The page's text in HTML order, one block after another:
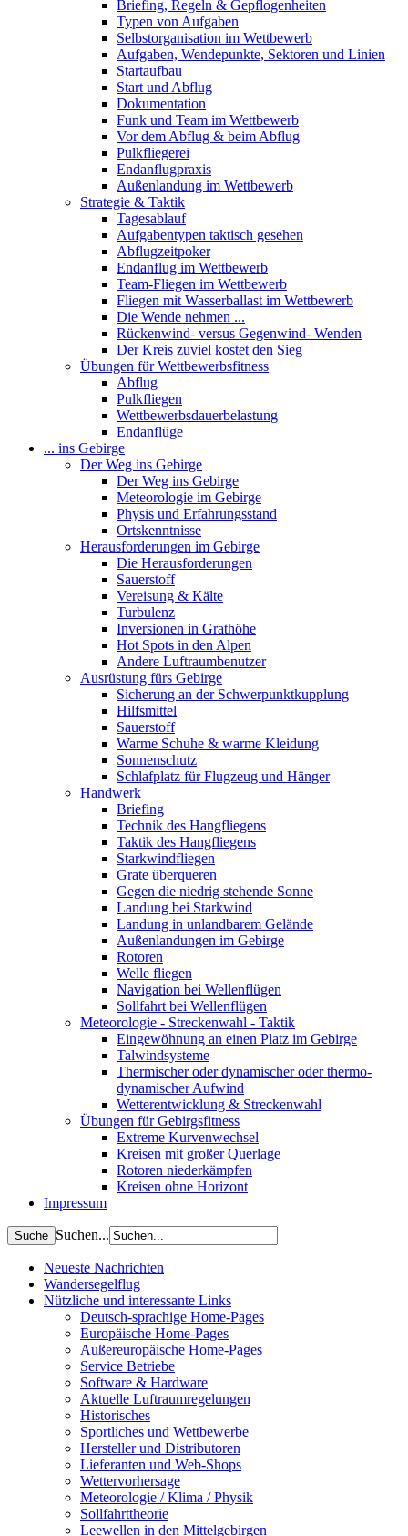
Briefing, Regeln & Gepflogenheiten
Typen von Aufgaben
Selbstorganisation im Wettbewerb
Aufgaben, Wendepunkte, Sektoren und Linien
Startaufbau
Start und Abflug
Dokumentation
Funk und Team im Wettbewerb
Vor dem Abflug & beim Abflug
Pulkfliegerei
Endanflugpraxis
Außenlandung im Wettbewerb
Strategie & Taktik
Tagesablauf
Aufgabentypen taktisch gesehen
Abflugzeitpoker
Endanflug im Wettbewerb
Team-Fliegen im Wettbewerb
Fliegen mit Wasserballast im Wettbewerb
Die Wende nehmen ...
Rückenwind- versus Gegenwind- Wenden
Der Kreis zuviel kostet den Sieg
Übungen für Wettbewerbsfitness
Abflug
Pulkfliegen
Wettbewerbsdauerbelastung
Endanflüge
... ins Gebirge
Der Weg ins Gebirge
Der Weg ins Gebirge
Meteorologie im Gebirge
Physis und Erfahrungsstand
Ortskenntnisse
Herausforderungen im Gebirge
Die Herausforderungen
Sauerstoff
Vereisung & Kälte
Turbulenz
Inversionen in Grathöhe
Hot Spots in den Alpen
Andere Luftraumbenutzer
Ausrüstung fürs Gebirge
Sicherung an der Schwerpunktkupplung
Hilfsmittel
Sauerstoff
Warme Schuhe & warme Kleidung
Sonnenschutz
Schlafplatz für Flugzeug und Hänger
Handwerk
Briefing
Technik des Hangfliegens
Taktik des Hangfliegens
Starkwindfliegen
Grate überqueren
Gegen die niedrig stehende Sonne
Landung bei Starkwind
Landung in unlandbarem Gelände
Außenlandungen im Gebirge
Rotoren
Welle fliegen
Navigation bei Wellenflügen
Sollfahrt bei Wellenflügen
Meteorologie - Streckenwahl - Taktik
Eingewöhnung an einen Platz im Gebirge
Talwindsysteme
Thermischer oder dynamischer oder thermo-
dynamischer Aufwind
Wetterentwicklung & Streckenwahl
Übungen für Gebirgsfitness
Extreme Kurvenwechsel
Kreisen mit großer Querlage
Rotoren niederkämpfen
Kreisen ohne Horizont
Impressum
Suchen...
Neueste Nachrichten
Wandersegelflug
Nützliche und interessante Links
Deutsch-sprachige Home-Pages
Europäische Home-Pages
Außereuropäische Home-Pages
Service Betriebe
Software & Hardware
Aktuelle Luftraumregelungen
Historisches
Sportliches und Wettbewerbe
Hersteller und Distributoren
Lieferanten und Web-Shops
Wettervorhersage
Meteorologie / Klima / Physik
Sollfahrttheorie
Leewellen in den Mittelgebirgen